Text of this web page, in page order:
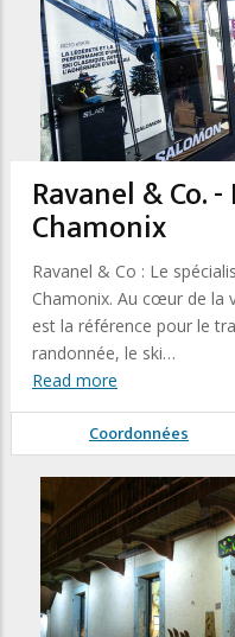
Ravanel & Co.
Chamonix
Ravanel & Co : Le
Chamonix. Au cœur de la
est la référence pour le
randonnée, le ski…
Read more
Coordonnées